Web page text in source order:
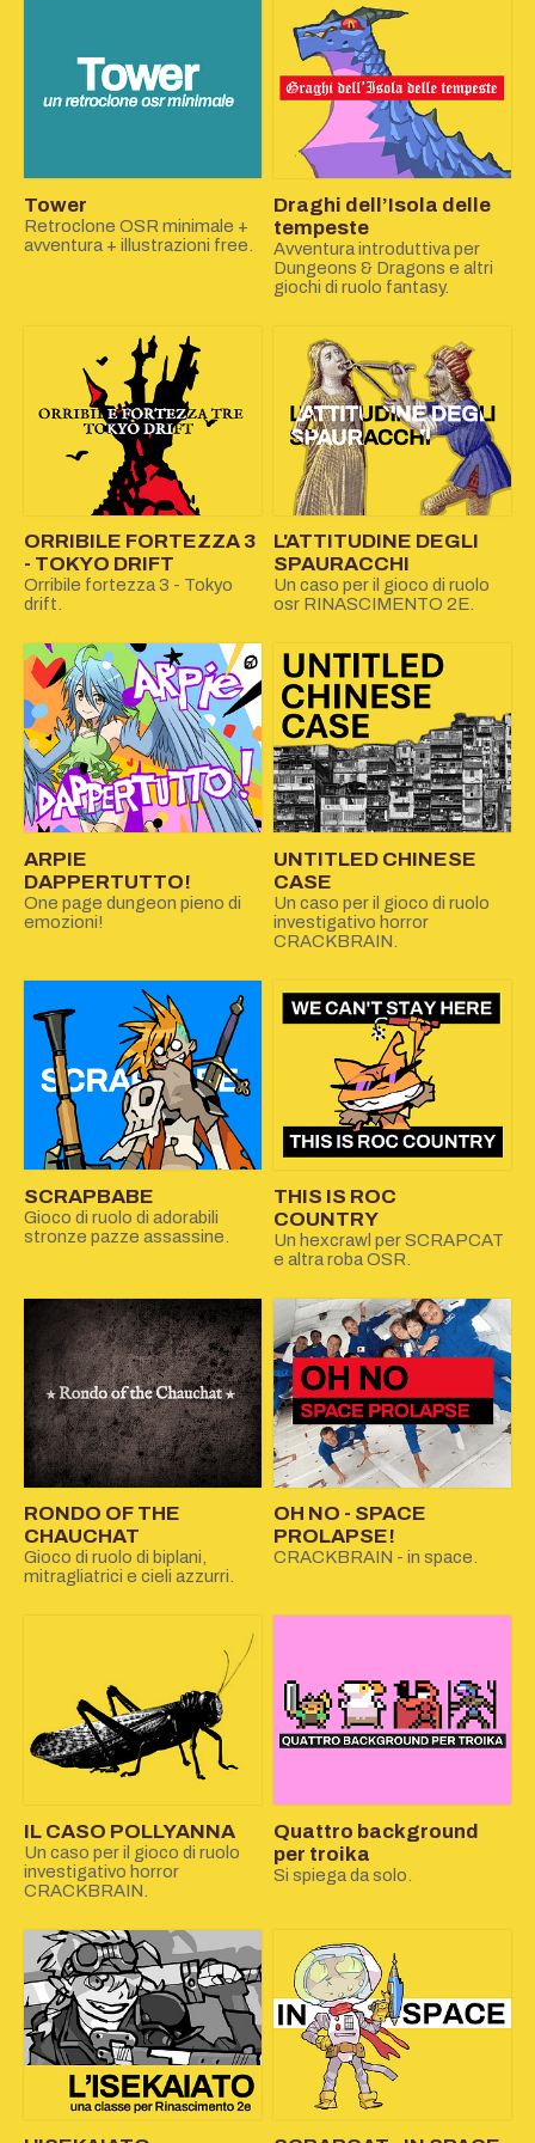
Tower
Retroclone OSR minimale +
avventura + illustrazioni free.
Draghi dell’Isola delle
tempeste
Avventura introduttiva per
Dungeons & Dragons e altri
giochi di ruolo fantasy.
ORRIBILE FORTEZZA 3
- TOKYO DRIFT
Orribile fortezza 3 - Tokyo
drift.
L'ATTITUDINE DEGLI
SPAURACCHI
Un caso per il gioco di ruolo
osr RINASCIMENTO 2E.
ARPIE
DAPPERTUTTO!
One page dungeon pieno di
emozioni!
UNTITLED CHINESE
CASE
Un caso per il gioco di ruolo
investigativo horror
CRACKBRAIN.
SCRAPBABE
Gioco di ruolo di adorabili
stronze pazze assassine.
THIS IS ROC
COUNTRY
Un hexcrawl per SCRAPCAT
e altra roba OSR.
RONDO OF THE
CHAUCHAT
Gioco di ruolo di biplani,
mitragliatrici e cieli azzurri.
OH NO - SPACE
PROLAPSE!
CRACKBRAIN - in space.
IL CASO POLLYANNA
Un caso per il gioco di ruolo
investigativo horror
CRACKBRAIN.
Quattro background
per troika
Si spiega da solo.